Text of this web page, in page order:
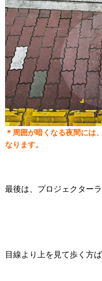
＊周囲が暗くなる夜間には
なります。
最後は、プロジェクター
目線より上を見て歩く方